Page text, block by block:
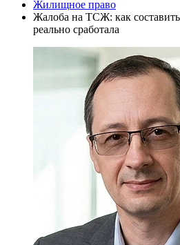
Жилищное право
Жалоба на ТСЖ: как
реально сработала